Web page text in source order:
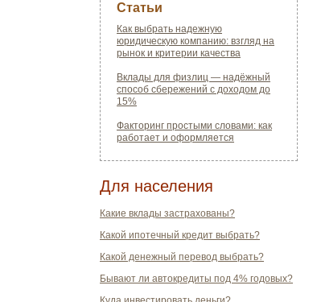
Статьи
Как выбрать надежную
юридическую компанию: взгляд на
рынок и критерии качества
Вклады для физлиц — надёжный
способ сбережений с доходом до
15%
Факторинг простыми словами: как
работает и оформляется
Для населения
Какие вклады застрахованы?
Какой ипотечный кредит выбрать?
Какой денежный перевод выбрать?
Бывают ли автокредиты под 4% годовых?